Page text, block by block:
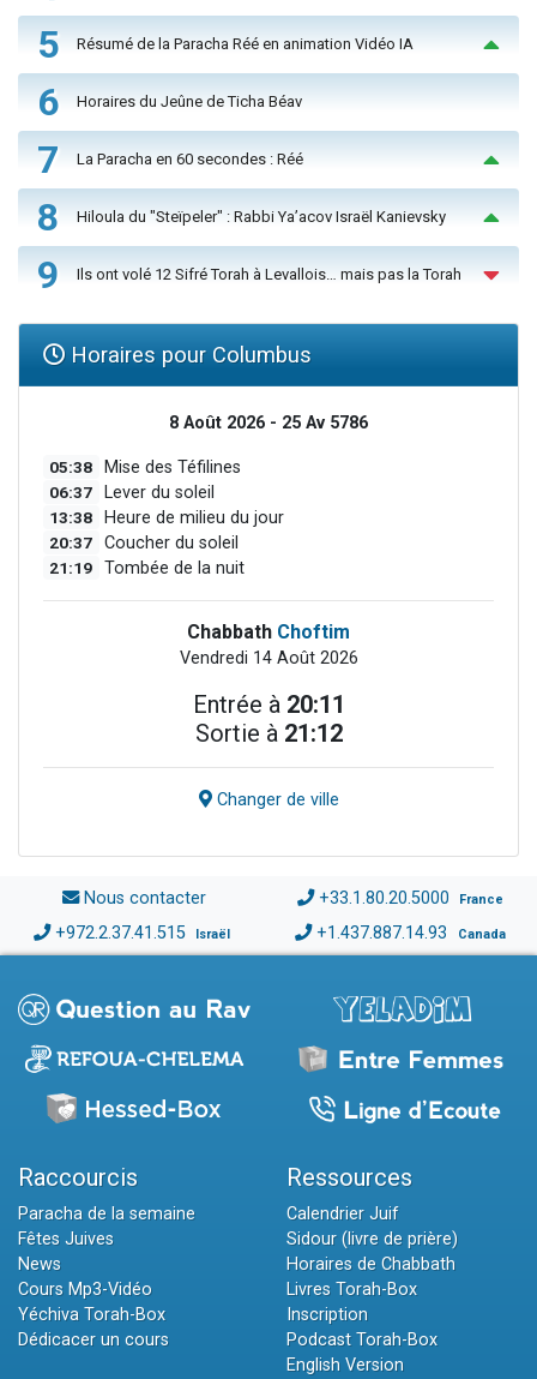
5 Résumé de la Paracha Réé en animation Vidéo IA
6 Horaires du Jeûne de Ticha Béav
7 La Paracha en 60 secondes : Réé
8 Hiloula du "Steïpeler" : Rabbi Ya’acov Israël Kanievsky
9 Ils ont volé 12 Sifré Torah à Levallois… mais pas la Torah
Horaires pour Columbus
8 Août 2026 - 25 Av 5786
05:38 Mise des Téfilines
06:37 Lever du soleil
13:38 Heure de milieu du jour
20:37 Coucher du soleil
21:19 Tombée de la nuit
Chabbath Choftim
Vendredi 14 Août 2026
Entrée à 20:11
Sortie à 21:12
Changer de ville
Nous contacter +33.1.80.20.5000 France
+972.2.37.41.515 Israël +1.437.887.14.93 Canada
Raccourcis
Paracha de la semaine
Fêtes Juives
News
Cours Mp3-Vidéo
Yéchiva Torah-Box
Dédicacer un cours
Ressources
Calendrier Juif
Sidour (livre de prière)
Horaires de Chabbath
Livres Torah-Box
Inscription
Podcast Torah-Box
English Version